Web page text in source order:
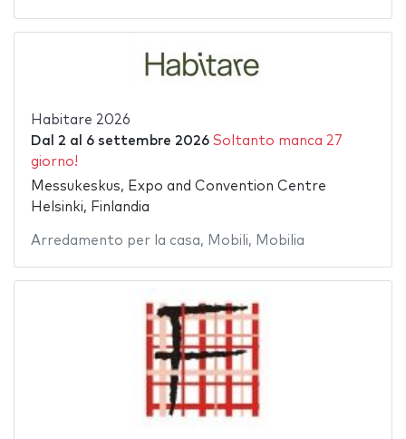
Habitare 2026
Dal 2 al 6 settembre 2026 Soltanto manca 27
giorno!
Messukeskus, Expo and Convention Centre
Helsinki, Finlandia
Arredamento per la casa, Mobili, Mobilia